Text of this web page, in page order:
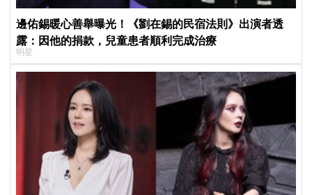
邊佑錫暖心善舉曝光！《劉在錫的民宿法則》出演者透
露：因他的捐款，兒童患者順利完成治療
明星